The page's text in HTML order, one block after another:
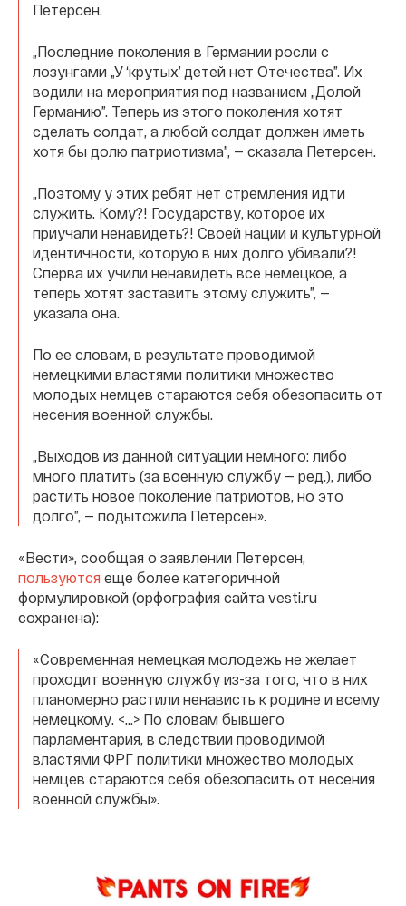
Петерсен.
„Последние поколения в Германии росли с
лозунгами „У ‘крутых’ детей нет Отечества”. Их
водили на мероприятия под названием „Долой
Германию”. Теперь из этого поколения хотят
сделать солдат, а любой солдат должен иметь
хотя бы долю патриотизма”, — сказала Петерсен.
„Поэтому у этих ребят нет стремления идти
служить. Кому?! Государству, которое их
приучали ненавидеть?! Своей нации и культурной
идентичности, которую в них долго убивали?!
Сперва их учили ненавидеть все немецкое, а
теперь хотят заставить этому служить”, —
указала она.
По ее словам, в результате проводимой
немецкими властями политики множество
молодых немцев стараются себя обезопасить от
несения военной службы.
„Выходов из данной ситуации немного: либо
много платить (за военную службу — ред.), либо
растить новое поколение патриотов, но это
долго”, — подытожила Петерсен».
«Вести», сообщая о заявлении Петерсен,
пользуются еще более категоричной
формулировкой (орфография сайта vesti.ru
сохранена):
«Современная немецкая молодежь не желает
проходит военную службу из-за того, что в них
планомерно растили ненависть к родине и всему
немецкому. <…> По словам бывшего
парламентария, в следствии проводимой
властями ФРГ политики множество молодых
немцев стараются себя обезопасить от несения
военной службы».